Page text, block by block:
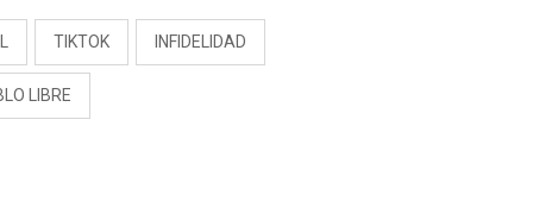
TIKTOK INFIDELIDAD
LIBRE